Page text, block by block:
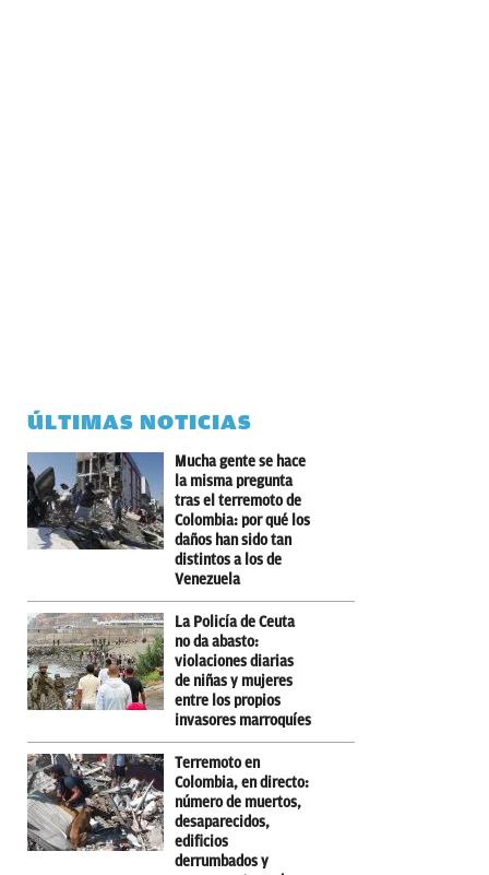
ÚLTIMAS NOTICIAS
Mucha gente se hace
la misma pregunta
tras el terremoto de
Colombia: por qué los
daños han sido tan
distintos a los de
Venezuela
La Policía de Ceuta
no da abasto:
violaciones diarias
de niñas y mujeres
entre los propios
invasores marroquíes
Terremoto en
Colombia, en directo:
número de muertos,
desaparecidos,
edificios
derrumbados y